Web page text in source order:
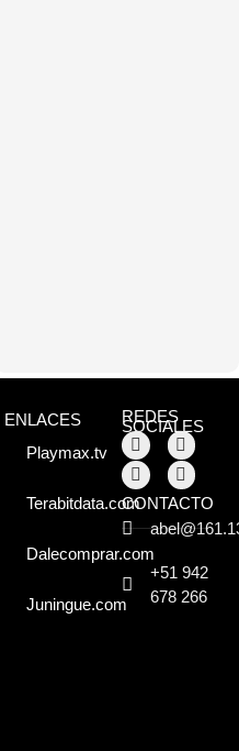
ENLACES
Playmax.tv
Terabitdata.com
Dalecomprar.com
Juningue.com
REDES
SOCIALES
CONTACTO
+51 942
678 266